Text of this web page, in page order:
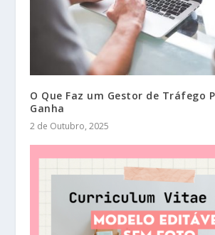
O Que Faz um Gestor de Tráfego
Ganha
2 de Outubro, 2025